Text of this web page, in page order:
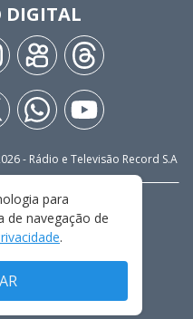
DIGITAL
- Rádio e Televisão Record S.A
PRIVACIDADE
DE USO
para
de navegação de
.